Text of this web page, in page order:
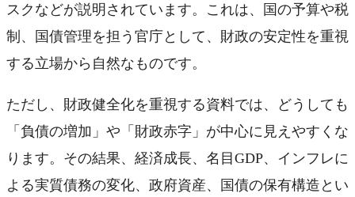
スクなどが説明されています。これは、国の予算や税
制、国債管理を担う官庁として、財政の安定性を重視
する立場から自然なものです。
ただし、財政健全化を重視する資料では、どうしても
「負債の増加」や「財政赤字」が中心に見えやすくな
ります。その結果、経済成長、名目GDP、インフレに
よる実質債務の変化、政府資産、国債の保有構造とい